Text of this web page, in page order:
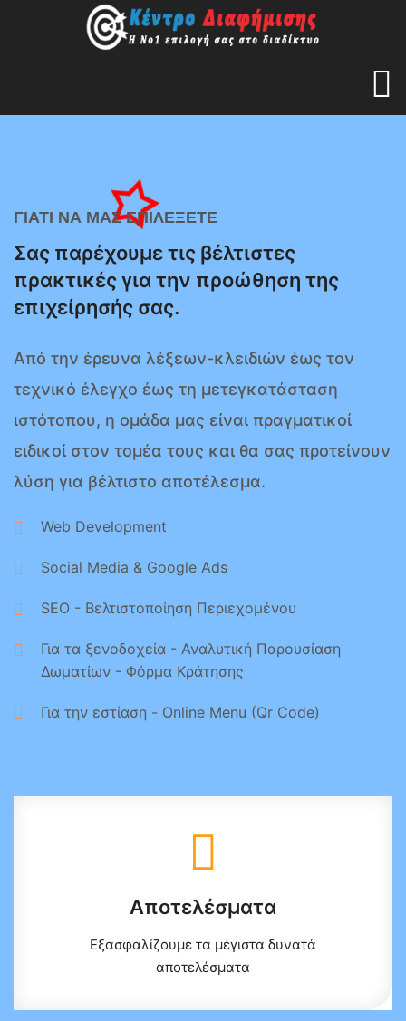
Αποτελέσματα
Εξασφαλίζουμε τα μέγιστα δυνατά
αποτελέσματα
ΓΙΑΤΙ ΝΑ ΜΑΣ ΕΠΙΛΕΞΕΤΕ
Σας παρέχουμε τις βέλτιστες
πρακτικές για την προώθηση της
επιχείρησής σας.
Από την έρευνα λέξεων-κλειδιών έως τον
τεχνικό έλεγχο έως τη μετεγκατάσταση
ιστότοπου, η ομάδα μας είναι πραγματικοί
ειδικοί στον τομέα τους και θα σας προτείνουν
λύση για βέλτιστο αποτέλεσμα.
Web Development
Social Media & Google Ads
SEO - Βελτιστοποίηση Περιεχομένου
Για τα ξενοδοχεία - Αναλυτική Παρουσίαση
Δωματίων - Φόρμα Κράτησης
Για την εστίαση - Online Menu (Qr Code)